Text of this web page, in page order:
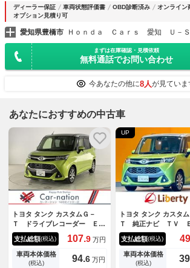
ディーラー保証 車両状態評価書 OBD診断済み
オンライン
オプション見積り可
愛知県豊橋市 Ｈｏｎｄａ Ｃａｒｓ 愛知 Ｕ－Ｓ
まずは在庫確認・見積依頼
無料通話でお問い合わせ
今あなたの他に8人が見ていま
あなたにおすすめの中古車
トヨタ タンク カスタムＧ－
Ｔ ドライブレコーダー ＥＴ
Ｃ バックカメラ ナビ Ｔ
Ｖ 両側電動スライドドア オ
ートクルーズコントロール 衝
突被害軽減システム アルミホ
支払総額(税込) 107.9 万円
車両本体価格
(税込) 94.6 万円
UP
トヨタ タンク カスタム
Ｔ 純正ナビ ＴＶ
バックカメラ 両側電動
ドドア オートクルー
ロール 衝突被害軽減
ム アルミホイール
支払総額(税込)
車両本体価格
(税込)